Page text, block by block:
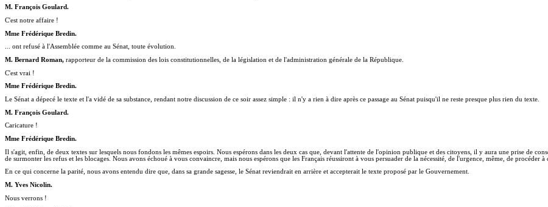
M. François Goulard.
C'est notre affaire !
Mme Frédérique Bredin.
... ont refusé à l'Assemblée comme au Sénat, toute évolution.
M. Bernard Roman, rapporteur de la commission des lois constitutionnelles, de la législation et de l'administration générale de la République.
C'est vrai !
Mme Frédérique Bredin.
Le Sénat a dépecé le texte et l'a vidé de sa substance, rendant notre discussion de ce soir assez simple : il n'y a rien à dire après ce passage au Sénat puisqu'il ne reste presque plus rien du texte.
M. François Goulard.
Caricature !
Mme Frédérique Bredin.
Il s'agit, enfin, de deux textes sur lesquels nous fondons les mêmes espoirs. Nous espérons dans les deux cas que, devant l'attente de l'opinion publique et des citoyens, il y aura une prise de
de surmonter les refus et les blocages. Nous avons échoué à vous convaincre, mais nous espérons que les Français réussiront à vous persuader de la nécessité, de l'urgence, même, de
En ce qui concerne la parité, nous avons entendu dire que, dans sa grande sagesse, le Sénat reviendrait en arrière et accepterait le texte proposé par le Gouvernement.
M. Yves Nicolin.
Nous verrons !